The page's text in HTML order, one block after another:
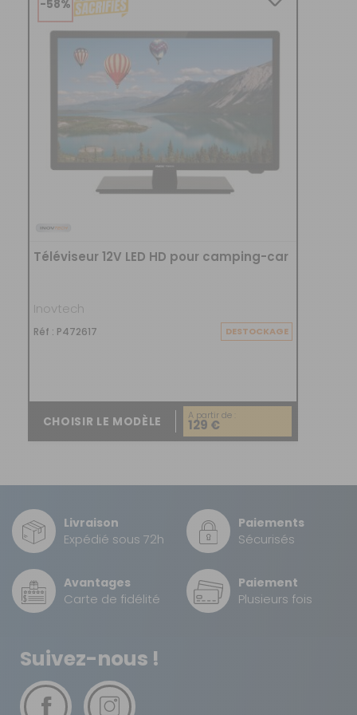
Retour simple sous 14 jours :
Vous avez changé d'avis ?
Retournez nous vos achats en utilisant le bon de retour.
-58%
Téléviseur 12V LED HD pour camping-car
Inovtech
Réf : P472617 DESTOCKAGE
CHOISIR LE MODÈLE A partir de :
129 €
Livraison
Expédié sous 72h
Paiements
Sécurisés
Avantages
Carte de fidélité
Paiement
Plusieurs fois
Suivez-nous !